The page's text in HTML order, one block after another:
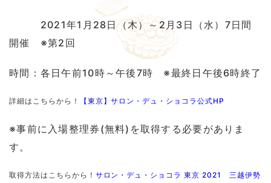
2021年1月28日（木）～2月3日（水）7日間
開催 ※第2回
時間：各日午前10時～午後7時 ※最終日午後6時終了
詳細はこちらから！ 【東京】サロン・デュ・ショコラ公式HP
※事前に入場整理券(無料)を取得する必要がありま
す。
取得方法はこちらから！ サロン・デュ・ショコラ 東京 2021 三越伊勢